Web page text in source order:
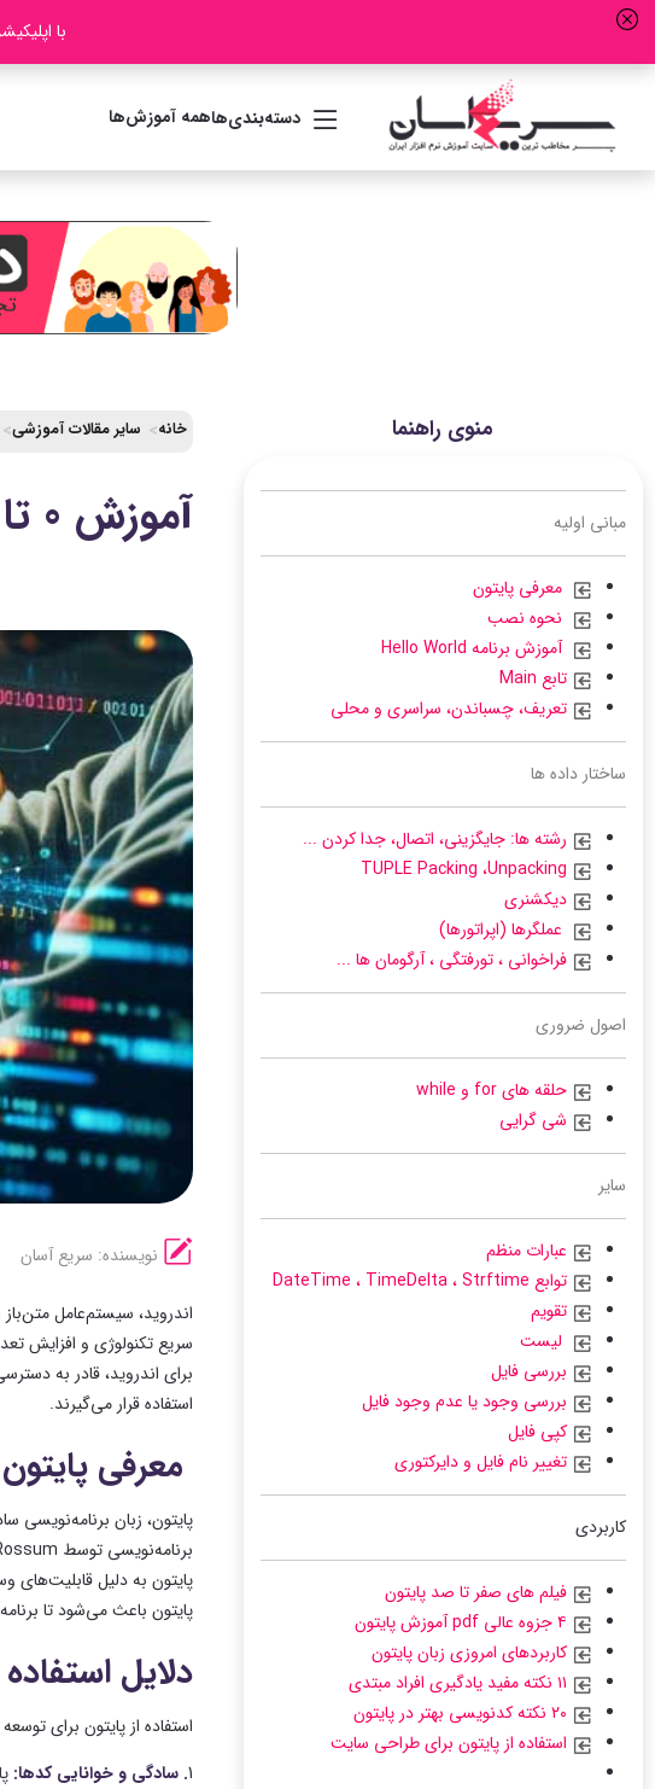
با اپلیکیشن
دسته‌بندی‌هاهمه آموزش‌ها
منوی راهنما
مبانی اولیه
معرفی پایتون
نحوه نصب
آموزش برنامه Hello World
تابع Main
تعریف، چسباندن، سراسری و محلی
ساختار داده ها
رشته ها: جایگزینی، اتصال، جدا کردن ...
TUPLE Packing ،Unpacking
دیکشنری
عملگرها (اپراتورها)
فراخوانی ، تورفتگی ، آرگومان ها ...
اصول ضروری
حلقه های for و while
شی گرایی
سایر
عبارات منظم
توابع DateTime ، TimeDelta ، Strftime
تقویم
لیست
بررسی فایل
بررسی وجود یا عدم وجود فایل
کپی فایل
تغییر نام فایل و دایرکتوری
کاربردی
فیلم های صفر تا صد پایتون
کاربردهای امروزی زبان پایتون
استفاده از پایتون برای طراحی سایت
خانه سایر مقالات آموزشی
آموزش 0 تا 100 برنامه نویسی اندروید با پایتون (و ابزارها)
نویسنده: سریع آسان
اندروید، سیستم‌عامل
سریع تکنولوژی و افزایش
برای اندروید، قادر به
استفاده قرار می‌گیرند.
معرفی
پایتون، زبان
پایتون به دلیل
پایتون باعث می‌شود تا
دلایل
استفاده از پایتون برای
1. سادگی و خوانایی کدها: